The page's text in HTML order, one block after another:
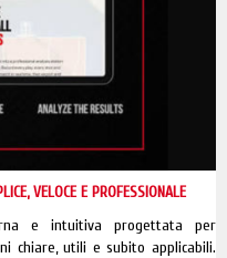
VELOCE E PROFESSIONALE
e intuitiva progettata per
chiare, utili e subito applicabili.